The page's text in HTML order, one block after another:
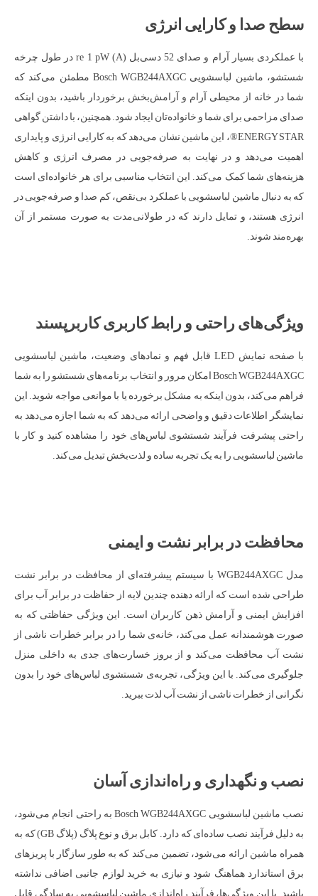
سطح صدا و کارایی انرژی
با عملکردی بسیار آرام و صدای 52 دسی‌بل (A) re 1 pW در طول چرخه
شستشو، ماشین لباسشویی Bosch WGB244AXGC مطمئن می‌کند که
شما در خانه از محیطی آرام و آرامش‌بخش برخوردار باشید، بدون اینکه
صدای مزاحمی برای شما و خانواده‌تان ایجاد شود. همچنین، با داشتن گواهی
ENERGY STAR®، این ماشین نشان می‌دهد که به کارایی انرژی و پایداری
اهمیت می‌دهد و در نهایت به صرفه‌جویی در مصرف انرژی و کاهش
هزینه‌های شما کمک می‌کند. این انتخاب مناسبی برای هر خانواده‌ای است
که به دنبال ماشین لباسشویی با عملکرد بی‌نقص، کم صدا و صرفه‌جویی در
انرژی هستند، و تمایل دارند که در طولانی‌مدت به صورت مستمر از آن
بهره‌مند شوند.
ویژگی‌های راحتی و رابط کاربری کاربرپسند
با صفحه نمایش LED قابل فهم و نمادهای وضعیت، ماشین لباسشویی
Bosch WGB244AXGC امکان مرور و انتخاب برنامه‌های شستشو را به شما
فراهم می‌کند، بدون اینکه به مشکل برخورده یا با موانعی مواجه شوید. این
نمایشگر اطلاعات دقیق و واضحی ارائه می‌دهد که به شما اجازه می‌دهد به
راحتی پیشرفت فرآیند شستشوی لباس‌های خود را مشاهده کنید و کار با
ماشین لباسشویی را به یک تجربه ساده و لذت‌بخش تبدیل می‌کند.
محافظت در برابر نشت و ایمنی
مدل WGB244AXGC با سیستم پیشرفته‌ای از محافظت در برابر نشت
طراحی شده است که ارائه دهنده چندین لایه از حفاظت در برابر آب برای
افزایش ایمنی و آرامش ذهن کاربران است. این ویژگی حفاظتی که به
صورت هوشمندانه عمل می‌کند، خانه‌ی شما را در برابر خطرات ناشی از
نشت آب محافظت می‌کند و از بروز خسارت‌های جدی به داخلی منزل
جلوگیری می‌کند. با این ویژگی، تجربه‌ی شستشوی لباس‌های خود را بدون
نگرانی از خطرات ناشی از نشت آب لذت ببرید.
نصب و نگهداری و راه‌اندازی آسان
نصب ماشین لباسشویی Bosch WGB244AXGC به راحتی انجام می‌شود،
به دلیل فرآیند نصب ساده‌ای که دارد. کابل برق و نوع پلاگ (پلاگ GB) که به
همراه ماشین ارائه می‌شود، تضمین می‌کند که به طور سازگار با پریزهای
برق استاندارد هماهنگ شود و نیازی به خرید لوازم جانبی اضافی نداشته
باشید. با این ویژگی‌ها، فرآیند راه‌اندازی ماشین لباسشویی به سادگی قابل